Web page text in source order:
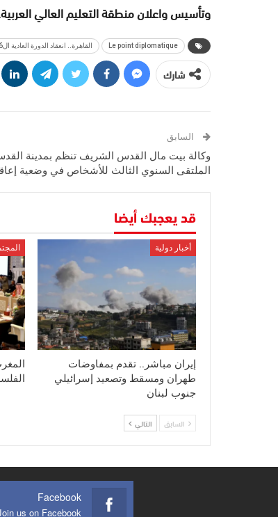
وتأسيس واعلان منطقة التعليم العالي
Le point diplomatique القاهرة.. انعقاد الدورة العادية ال56 للجنة التنسيق العليا للعمل العربي المشترك
شارك
السابق
وكالة بيت مال القدس الشريف تنظم بمدينة
الملتقى السنوي الثالث للأشخاص في وضعية
قد يعجبك أيضا
أخبار دولية
إيران مباشر.. تقدم بمفاوضات
طهران ومسقط وتصعيد إسرائيلي
جنوب لبنان
السابق التالي
Facebook
us on Facebook